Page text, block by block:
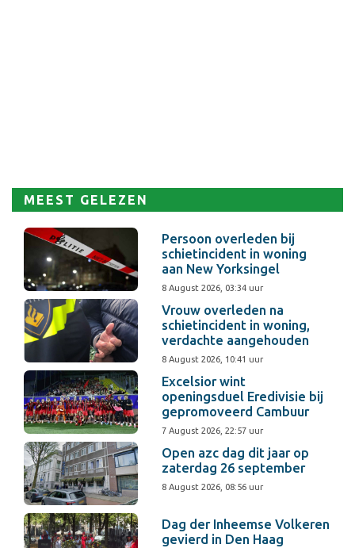
MEEST GELEZEN
Persoon overleden bij
schietincident in woning
aan New Yorksingel
8 August 2026, 03:34 uur
Vrouw overleden na
schietincident in woning,
verdachte aangehouden
8 August 2026, 10:41 uur
Excelsior wint
openingsduel Eredivisie bij
gepromoveerd Cambuur
7 August 2026, 22:57 uur
Open azc dag dit jaar op
zaterdag 26 september
8 August 2026, 08:56 uur
Dag der Inheemse Volkeren
gevierd in Den Haag